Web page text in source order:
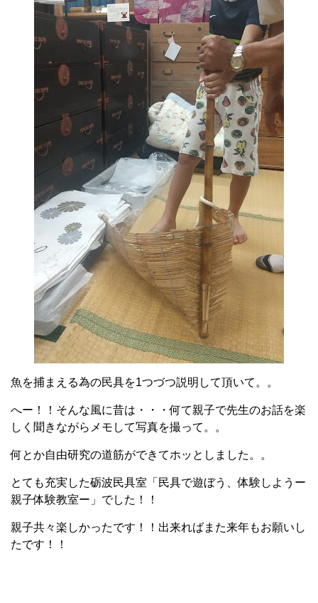
魚を捕まえる為の民具を1つづつ説明して頂いて。。
へー！！そんな風に昔は・・・何て親子で先生のお話を楽
しく聞きながらメモして写真を撮って。。
何とか自由研究の道筋ができてホッとしました。。
とても充実した砺波民具室「民具で遊ぼう、体験しようー
親子体験教室ー」でした！！
親子共々楽しかったです！！出来ればまた来年もお願いし
たです！！